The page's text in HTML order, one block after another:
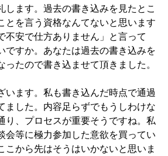
します。過去の書き込みを見たとこ
とを言う資格なんてないと思います
不安で仕方ありません」と言って
ですか。あなたは過去の書き込みを
ったので書き込ませて頂きました。
います。私も書き込んだ時点で通過
ました。内容足らずでもうしわけな
り、プロセスが重要そうですね。私
会等に極力参加した意欲を買ってい
こから先はそうはいかないと思いま